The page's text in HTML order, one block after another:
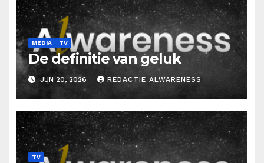
MEDIA TV
De definitie van geluk
JUN 20, 2026 REDACTIE ALWARENESS
TV